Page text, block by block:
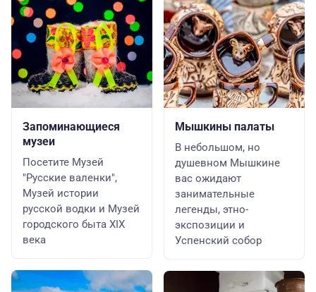
Запоминающиеся
музеи
Посетите Музей
"Русские валенки",
Музей истории
русской водки и Музей
городского быта XIX
века
Мышкины палаты
В небольшом, но
душевном Мышкине
вас ожидают
занимательные
легенды, этно-
экспозиции и
Успенский собор